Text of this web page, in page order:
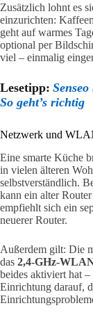
Zusätzlich lohnt es
einzurichten:
geht auf warmes
optional per
viel – einmalig
Lesetipp:
So geht’s richtig
Netzwerk und
Eine smarte Küche
in vielen älteren
selbstverständlich.
kann ein alter
empfiehlt sich ein
neuerer Router.
Außerdem gilt: Die
das 2,4-GHz-
beides aktiviert hat
Einrichtung darauf,